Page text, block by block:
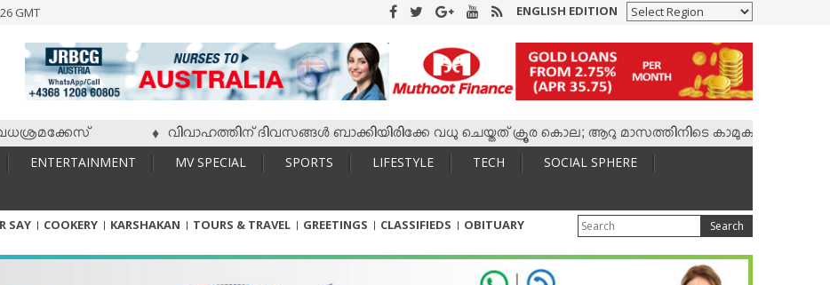
GMT ENGLISH EDITION
♦ വിവാഹത്തിന് ദിവസങ്ങള്‍ ബാക്കിയിരിക്കേ വധു ചെയ്തത് ക്രൂര കൊല; ആറു മാസത്തിനിടെ കാമുകനുമായി 4,400
ENTERTAINMENT MV SPECIAL SPORTS LIFESTYLE TECH
SOCIAL SPHERE
SAY COOKERY KARSHAKAN TOURS & TRAVEL GREETINGS CLASSIFIEDS OBITUARY Search